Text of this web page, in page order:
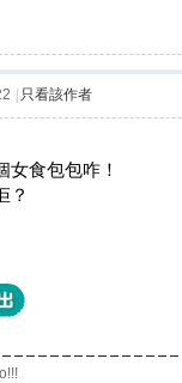
只看該作者
女食包包咋！
？